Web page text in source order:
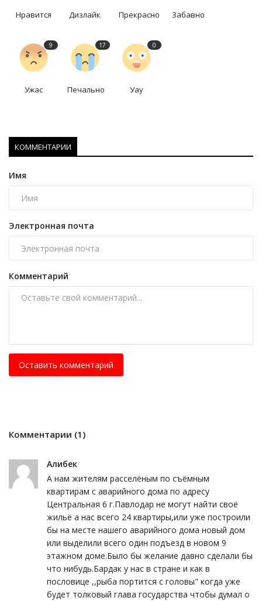
Нравится Дизлайк Прекрасно Забавно
9
Ужас
17
Печально
0
Уау
КОММЕНТАРИИ
Имя
Электронная почта
Комментарий
Оставить комментарий
Комментарии (1)
Алибек
А нам жителям расселёным по съёмным
квартирам с аварийного дома по адресу
Центральная 6 г.Павлодар не могут найти своё
жильё а нас всего 24 квартиры,или уже построили
бы на месте нашего аварийного дома новый дом
или выделили всего один подъезд в новом 9
этажном доме.Было бы желание давно сделали бы
что нибудь.Бардак у нас в стране и как в
пословице ,,рыба портится с головы" когда уже
будет толковый глава государства чтобы думал о